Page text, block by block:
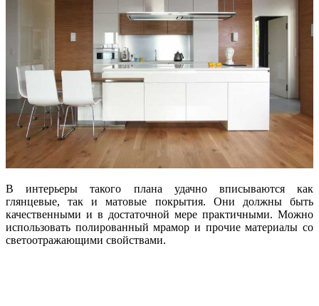
В интерьеры такого плана удачно вписываются как
глянцевые, так и матовые покрытия. Они должны быть
качественными и в достаточной мере практичными. Можно
использовать полированный мрамор и прочие материалы со
светоотражающими свойствами.